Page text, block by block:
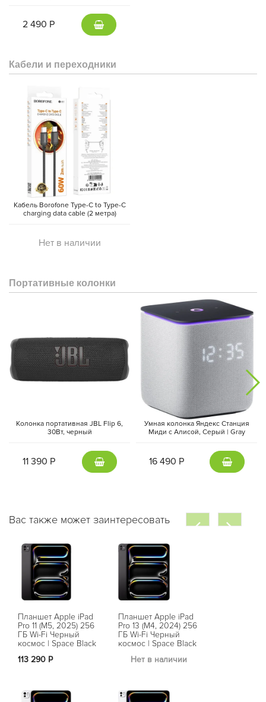
2 490 Р
Кабели и переходники
Кабель Borofone Type-C to Type-C
charging data cable (2 метра)
Нет в наличии
Портативные колонки
Колонка портативная JBL Flip 6,
30Вт, черный
11 390 Р
Умная колонка Яндекс Станция
Миди с Алисой, Cерый | Gray
16 490 Р
Вас также может заинтересовать
Планшет Apple iPad
Pro 11 (M5, 2025) 256
ГБ Wi-Fi Черный
космос | Space Black
113 290 Р
Планшет Apple iPad
Pro 13 (M4, 2024) 256
ГБ Wi-Fi Черный
космос | Space Black
Нет в наличии